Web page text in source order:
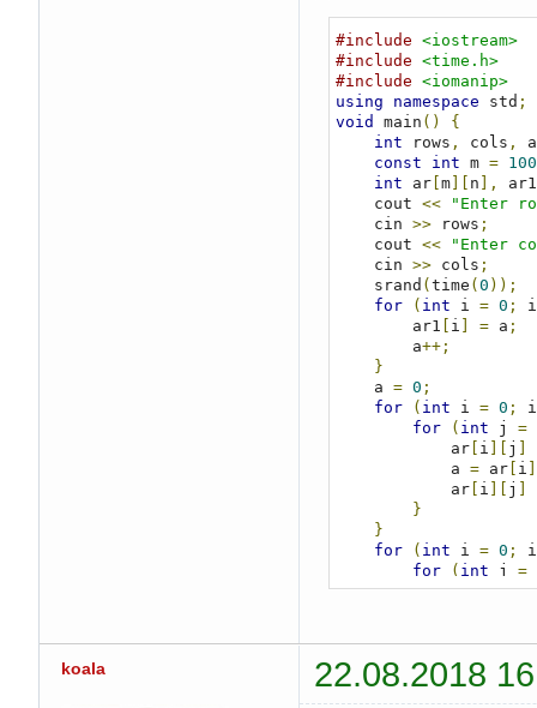
    system
("pause");
}
}
}
for
for
(
}
                cout
}
            cout
<<
shift down \nchoice:"
            cin
>>
for
( int
for
}
}
}
cho
        cin
>> shift ;
for
( int f =
#include <iostream>
#include <time.h>
#include <iomanip>
using
namespace std ;
void
main ()
{
int rows , cols ,
const
int m = 100
int ar[ m][ n ], ar1
    cout
<<
"Enter
    cin
>> rows ;
    cout
<<
"Enter
    cin
>> cols ;
    srand
( time ( 0 ));
for
( int i = 0 ;
        ar1
i = a ;
        a
++;
}
    a
= 0 ;
for
( int i = 0 ;
for
( int j =
            ar
[ i j
            a
= ar[ i
            ar
[ i j
}
}
for
( int i = 0 ;
for
( int j =
            cout
<<
    cout
<<
"0 -
koala 22.08.2018